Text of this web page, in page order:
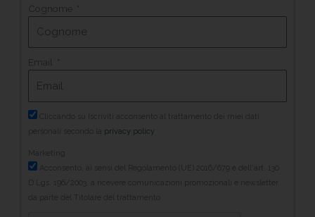
Cognome
Email
Cliccando su Iscriviti acconsento al trattamento dei miei dati
privacy policy
Marketing
Acconsento, ai sensi del Regolamento (UE) 2016/679 e dell'art. 130
D.Lgs. 196/2003, a ricevere comunicazioni promozionali e newsletter
da parte del Titolare del trattamento